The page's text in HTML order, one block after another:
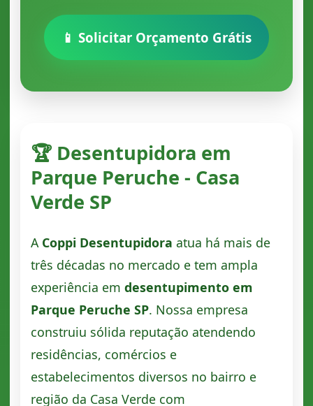
📱 Solicitar Orçamento Grátis
🏆 Desentupidora em
Parque Peruche - Casa
Verde SP
A Coppi Desentupidora atua há mais de
três décadas no mercado e tem ampla
experiência em desentupimento em
Parque Peruche SP. Nossa empresa
construiu sólida reputação atendendo
residências, comércios e
estabelecimentos diversos no bairro e
região da Casa Verde com